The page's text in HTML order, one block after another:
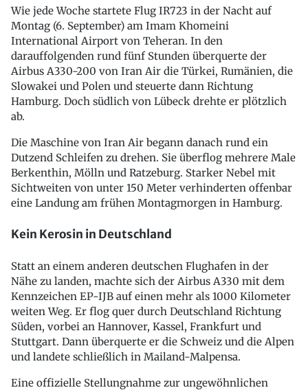
Wie jede Woche startete Flug IR723 in der Nacht auf
Montag (6. September) am Imam Khomeini
International Airport von Teheran. In den
darauffolgenden rund fünf Stunden überquerte der
Airbus A330-200 von Iran Air die Türkei, Rumänien, die
Slowakei und Polen und steuerte dann Richtung
Hamburg. Doch südlich von Lübeck drehte er plötzlich
ab.
Die Maschine von Iran Air begann danach rund ein
Dutzend Schleifen zu drehen. Sie überflog mehrere Male
Berkenthin, Mölln und Ratzeburg. Starker Nebel mit
Sichtweiten von unter 150 Meter verhinderten offenbar
eine Landung am frühen Montagmorgen in Hamburg.
Kein Kerosin in Deutschland
Statt an einem anderen deutschen Flughafen in der
Nähe zu landen, machte sich der Airbus A330 mit dem
Kennzeichen EP-IJB auf einen mehr als 1000 Kilometer
weiten Weg. Er flog quer durch Deutschland Richtung
Süden, vorbei an Hannover, Kassel, Frankfurt und
Stuttgart. Dann überquerte er die Schweiz und die Alpen
und landete schließlich in Mailand-Malpensa.
Eine offizielle Stellungnahme zur ungewöhnlichen